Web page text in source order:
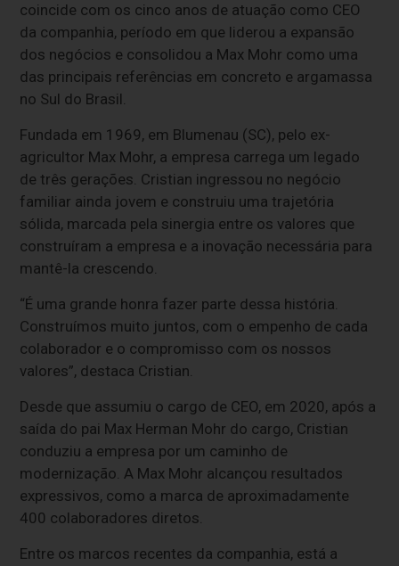
coincide com os cinco anos de atuação como CEO
da companhia, período em que liderou a expansão
dos negócios e consolidou a Max Mohr como uma
das principais referências em concreto e argamassa
no Sul do Brasil.
Fundada em 1969, em Blumenau (SC), pelo ex-
agricultor Max Mohr, a empresa carrega um legado
de três gerações. Cristian ingressou no negócio
familiar ainda jovem e construiu uma trajetória
sólida, marcada pela sinergia entre os valores que
construíram a empresa e a inovação necessária para
mantê-la crescendo.
“É uma grande honra fazer parte dessa história.
Construímos muito juntos, com o empenho de cada
colaborador e o compromisso com os nossos
valores”, destaca Cristian.
Desde que assumiu o cargo de CEO, em 2020, após a
saída do pai Max Herman Mohr do cargo, Cristian
conduziu a empresa por um caminho de
modernização. A Max Mohr alcançou resultados
expressivos, como a marca de aproximadamente
400 colaboradores diretos.
Entre os marcos recentes da companhia, está a